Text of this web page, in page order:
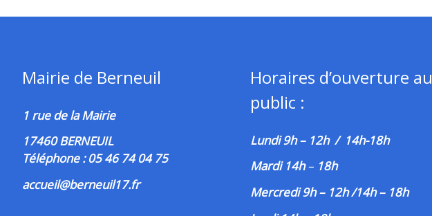
Mairie de Berneuil
1 rue de la Mairie
17460 BERNEUIL
Téléphone : 05 46 74 04 75
accueil@berneuil17.fr
Horaires d’ouverture au
public :
Lundi 9h – 12h / 14h-18h
Mardi 14h– 18h
Mercredi 9h – 12h /14h – 18h